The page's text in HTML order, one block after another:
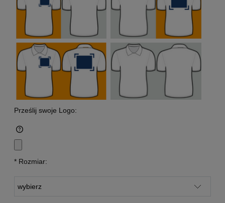
Prześlij swoje Logo:
* Rozmiar: